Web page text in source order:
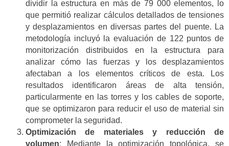
dividir la estructura en más de 79 000 elementos, lo
que permitió realizar cálculos detallados de tensiones
y desplazamientos en diversas partes del puente. La
metodología incluyó la evaluación de 122 puntos de
monitorización distribuidos en la estructura para
analizar cómo las fuerzas y los desplazamientos
afectaban a los elementos críticos de esta. Los
resultados identificaron áreas de alta tensión,
particularmente en las torres y los cables de soporte,
que se optimizaron para reducir el uso de material sin
comprometer la seguridad.
Optimización de materiales y reducción de
volumen: Mediante la optimización topológica, se